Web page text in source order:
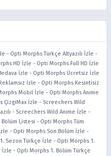
- Opti Morphs Türkçe Altyazılı İzle -
HD İzle - Opti Morphs Full HD İzle
İzle - Opti Morphs Ücretsiz İzle
İzle - Opti Morphs Kesintisiz
Mobil İzle - Opti Morphs Anime
ÇizgiMax İzle - Screechers Wild
- Screechers Wild Anime İzle -
Listesi - Opti Morphs Tüm
- Opti Morphs Son Bölüm İzle -
Sezon Türkçe İzle - Opti Morphs 1.
İzle - Opti Morphs 1. Bölüm Türkçe